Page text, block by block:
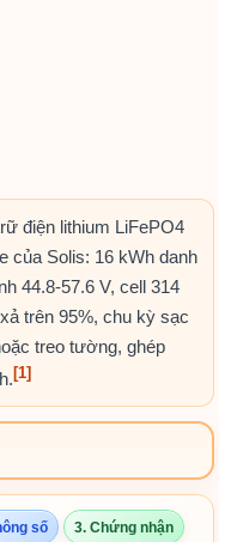
điện lithium LiFePO4
của Solis: 16 kWh danh
44.8-57.6 V, cell 314
trên 95%, chu kỳ sạc
treo tường, ghép
[1]
số 3. Chứng nhận